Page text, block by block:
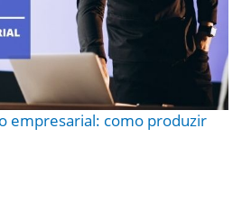
empresarial: como produzir